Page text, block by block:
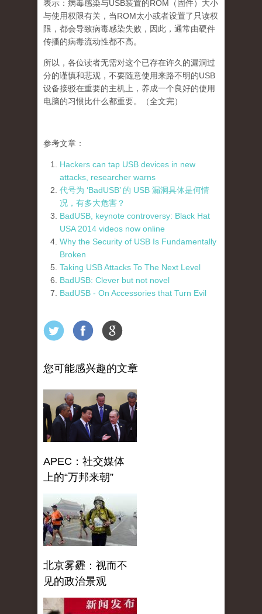
表示：病毒感染与USB装置的ROM（固件）大小
与使用权限有关，当ROM太小或者设置了只读权
限，都会导致病毒感染失败，因此，通常由硬件
传播的病毒流动性都不高。
所以，各位读者无需对这个已存在许久的漏洞过
分的谨慎和悲观，不要随意使用来路不明的USB
设备接驳在重要的主机上，养成一个良好的使用
电脑的习惯比什么都重要。（全文完）
参考文章：
Hackers can tap USB devices in new
attacks, researcher warns
代号为 ‘BadUSB’ 的 USB 漏洞具体是何情
况，有多大危害？
BadUSB, keynote controversy: Black Hat
USA 2014 videos now online
Why the Security of USB Is Fundamentally
Broken
Taking USB Attacks To The Next Level
BadUSB: Clever but not novel
BadUSB - On Accessories that Turn Evil
您可能感兴趣的文章
APEC：社交媒体
上的“万邦来朝”
北京雾霾：视而不
见的政治景观